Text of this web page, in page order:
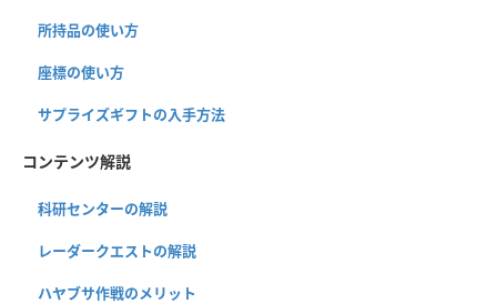
所持品の使い方
座標の使い方
サプライズギフトの入手方法
コンテンツ解説
科研センターの解説
レーダークエストの解説
ハヤブサ作戦のメリット